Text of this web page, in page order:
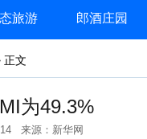
旅游 郎酒庄园
正文
为49.3%
来源：新华网